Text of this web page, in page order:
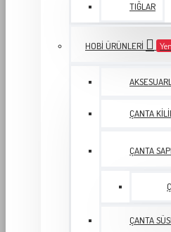
TIĞLAR
HOBI ÜRÜNLERI
ÇANTA
ÇANTA
ÇANTA